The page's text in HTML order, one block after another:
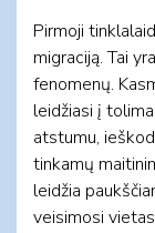
Pirmoji
migraciją. Tai
fenomenų.
leidžiasi į
atstumu,
tinkamų
leidžia
veisimosi